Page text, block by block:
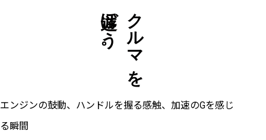
クルマを
遊ぼう。
エンジンの鼓動、ハンドルを握る感触、加速のGを感じ
る瞬間――